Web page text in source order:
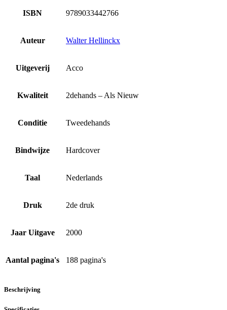
ISBN 9789033442766
Auteur Walter Hellinckx
Uitgeverij Acco
Kwaliteit 2dehands – Als Nieuw
Conditie Tweedehands
Bindwijze Hardcover
Taal Nederlands
Druk 2de druk
Jaar Uitgave 2000
Aantal pagina's 188 pagina's
Beschrijving